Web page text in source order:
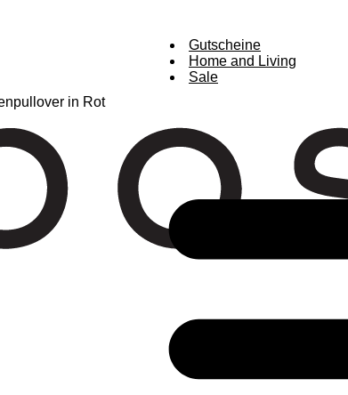
Gutscheine
Home and Living
Sale
in Rot